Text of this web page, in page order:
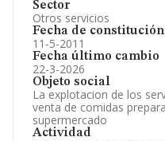
Sector
Otros servicios
Fecha de constitución
11-5-2011
Fecha último cambio
22-3-2026
Objeto social
La explotacion de los
venta de comidas
supermercado
Actividad